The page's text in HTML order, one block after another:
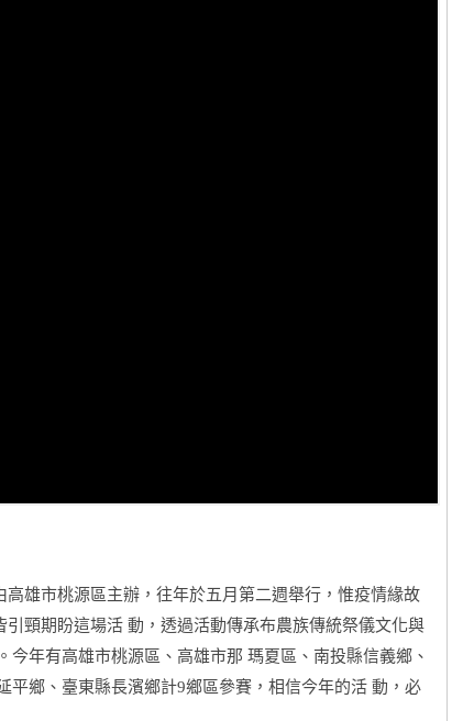
雄市桃源區主辦，往年於五月第二週舉行，惟疫情緣故
頸期盼這場活 動，透過活動傳承布農族傳統祭儀文化與
年有高雄市桃源區、高雄市那 瑪夏區、南投縣信義鄉、
鄉、臺東縣長濱鄉計9鄉區參賽，相信今年的活 動，必